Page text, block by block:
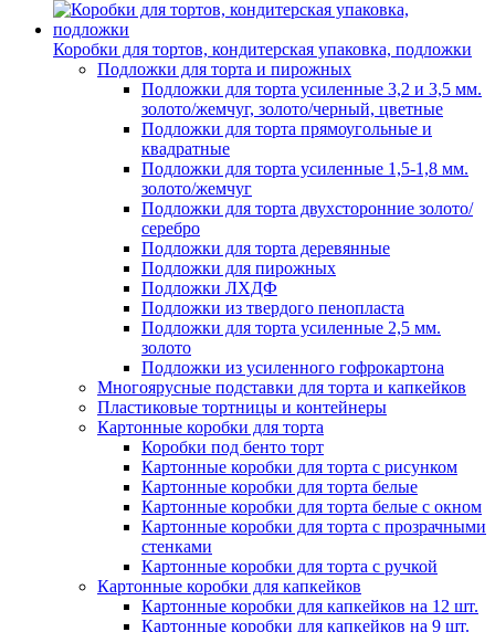
Коробки для тортов, кондитерская упаковка, подложки
Подложки для торта и пирожных
Подложки для торта усиленные 3,2 и 3,5 мм.
золото/жемчуг, золото/черный, цветные
Подложки для торта прямоугольные и
квадратные
Подложки для торта усиленные 1,5-1,8 мм.
золото/жемчуг
Подложки для торта двухсторонние золото/
серебро
Подложки для торта деревянные
Подложки для пирожных
Подложки ЛХДФ
Подложки из твердого пенопласта
Подложки для торта усиленные 2,5 мм.
золото
Подложки из усиленного гофрокартона
Многоярусные подставки для торта и капкейков
Пластиковые тортницы и контейнеры
Картонные коробки для торта
Коробки под бенто торт
Картонные коробки для торта с рисунком
Картонные коробки для торта белые
Картонные коробки для торта белые с окном
Картонные коробки для торта с прозрачными
стенками
Картонные коробки для торта с ручкой
Картонные коробки для капкейков
Картонные коробки для капкейков на 12 шт.
Картонные коробки для капкейков на 9 шт.